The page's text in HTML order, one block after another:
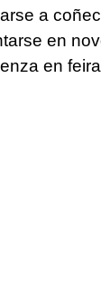
a
en
en